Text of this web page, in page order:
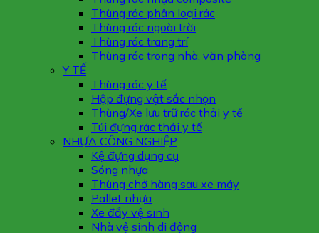
Thùng rác phân loại rác
Thùng rác ngoài trời
Thùng rác trang trí
Thùng rác trong nhà, văn phòng
Y TẾ
Thùng rác y tế
Hộp đựng vật sắc nhọn
Thùng/Xe lưu trữ rác thải y tế
Túi đựng rác thải y tế
NHỰA CÔNG NGHIỆP
Kệ đựng dụng cụ
Sóng nhựa
Thùng chở hàng sau xe máy
Pallet nhựa
Xe đẩy vệ sinh
Nhà vệ sinh di động